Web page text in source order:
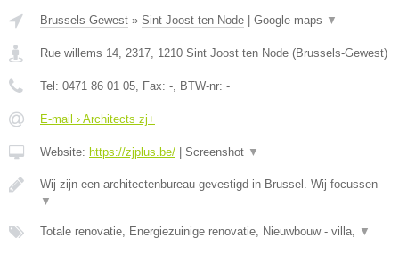
Brussels-Gewest » Sint Joost ten Node Google maps ▼
Rue willems 14, 2317 1210 Sint Joost ten Node (Brussels-Gewest)
Tel: 0471 86 01 05 , Fax: - , BTW-nr: -
E-mail › Architects zj+
Website: https://zjplus.be/ Screenshot ▼
Wij zijn een architectenbureau gevestigd in Brussel. Wij focussen
▼
Totale renovatie, Energiezuinige renovatie, Nieuwbouw - villa, ▼